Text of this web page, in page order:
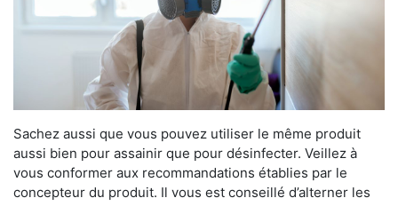
Sachez aussi que vous pouvez utiliser le même produit
aussi bien pour assainir que pour désinfecter. Veillez à
vous conformer aux recommandations établies par le
concepteur du produit. Il vous est conseillé d’alterner les